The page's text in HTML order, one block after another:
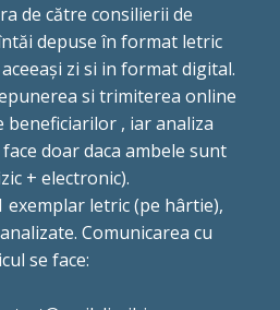
de către consilierii de
depuse în format letric
zi si in format digital.
si trimiterea online
, iar analiza
doar daca ambele sunt
+ electronic).
exemplar letric (pe hârtie),
Comunicarea cu
se face: